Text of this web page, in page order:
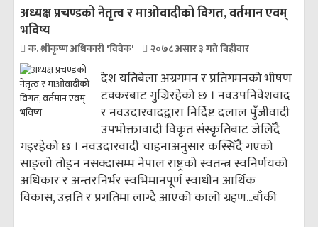
अध्यक्ष प्रचण्डको नेतृत्व र माओवादीको विगत, वर्तमान एवम्
भविष्य
क. श्रीकृष्ण अधिकारी 'विवेक' २०७८ असार ३ गते बिहीवार
देश यतिबेला अग्रगमन र प्रतिगमनको भीषण
टक्करबाट गुज्रिरहेको छ । नवउपनिवेशवाद
र नवउदारवादद्वारा निर्दिष्ट दलाल पुँजीवादी
उपभोक्तावादी विकृत संस्कृतिबाट जेलिँदै
गइरहेको छ । नवउदारवादी चाहनाअनुसार कस्सिँदै गएको
साङ्लो तोड्न नसक्दासम्म नेपाल राष्ट्रको स्वतन्त्र स्वनिर्णयको
अधिकार र अन्तरनिर्भर स्वभिमानपूर्ण स्वाधीन आर्थिक
विकास, उन्नति र प्रगतिमा लाग्दै आएको कालो ग्रहण...बाँकी